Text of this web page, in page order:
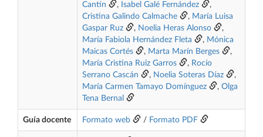
Cantín
, Isabel Galé Fernández
,
Cristina Galindo Calmache
, María Luisa
Gaspar Ruz
, Noelia Heras Alonso
,
María Fabiola Hernández Fleta
, Mónica
Maicas Cortés
, Marta Marín Berges
,
María Cristina Ruiz Garros
, Rocío
Serrano Cascán
, Noelia Soteras Díaz
,
María Carmen Tamayo Domínguez
, Olga
Tena Bernal
Guía docente Formato web / Formato PDF